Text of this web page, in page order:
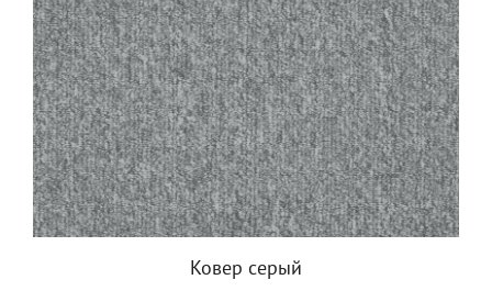
Ковер серый